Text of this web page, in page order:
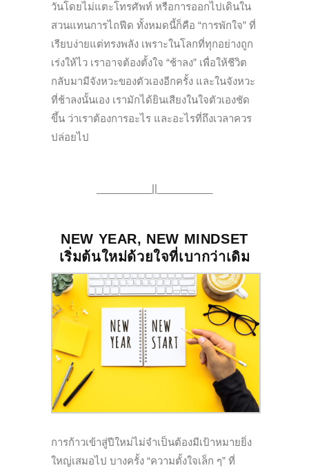
วันโดยไม่แตะโทรศัพท์ หรือการออกไปเดินใน
สวนแทนการไถฟีด ทั้งหมดนี้ก็คือ “การพักใจ” ที่
เรียบง่ายแต่ทรงพลัง เพราะในโลกที่ทุกอย่างถูก
เร่งให้ไว เราอาจต้องตั้งใจ “ช้าลง” เพื่อให้ชีวิต
กลับมามีจังหวะของตัวเองอีกครั้ง และในจังหวะ
ที่ช้าลงนั้นเอง เรามักได้ยินเสียงในใจตัวเองชัด
ขึ้น ว่าเราต้องการอะไร และอะไรที่ถึงเวลาควร
ปล่อยไป
__________||__________
NEW YEAR, NEW MINDSET
เริ่มต้นใหม่ด้วยใจที่เบากว่าเดิม
การก้าวเข้าสู่ปีใหม่ไม่จำเป็นต้องมีเป้าหมายยิ่ง
ใหญ่เสมอไป บางครั้ง “ความตั้งใจเล็ก ๆ” ที่